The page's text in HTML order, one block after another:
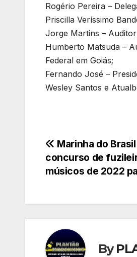
Rogério Pereira –
Priscilla Veríssimo
Jorge Martins –
Humberto Matsuda –
Federal em Goiás;
Fernando José –
Wesley Santos e
Navegação
de
Marinha do
concurso de
músicos de 2022
By